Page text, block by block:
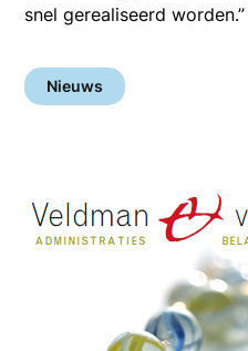
snel gerealiseerd worden.”
Nieuws